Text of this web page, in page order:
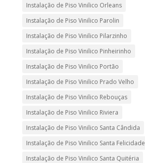
Instalação de Piso Vinilico Orleans
Instalação de Piso Vinilico Parolin
Instalação de Piso Vinilico Pilarzinho
Instalação de Piso Vinilico Pinheirinho
Instalação de Piso Vinilico Portão
Instalação de Piso Vinilico Prado Velho
Instalação de Piso Vinilico Rebouças
Instalação de Piso Vinilico Riviera
Instalação de Piso Vinilico Santa Cândida
Instalação de Piso Vinilico Santa Felicidade
Instalação de Piso Vinilico Santa Quitéria